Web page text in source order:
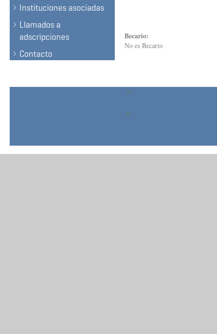
Instituciones asociadas
Llamados a
adscripciones
Contacto
Becario:
No es Becario